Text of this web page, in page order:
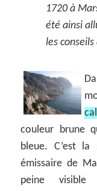
1720 à
été ainsi
les conseils
couleur brune
bleue. C’est
émissaire de
peine